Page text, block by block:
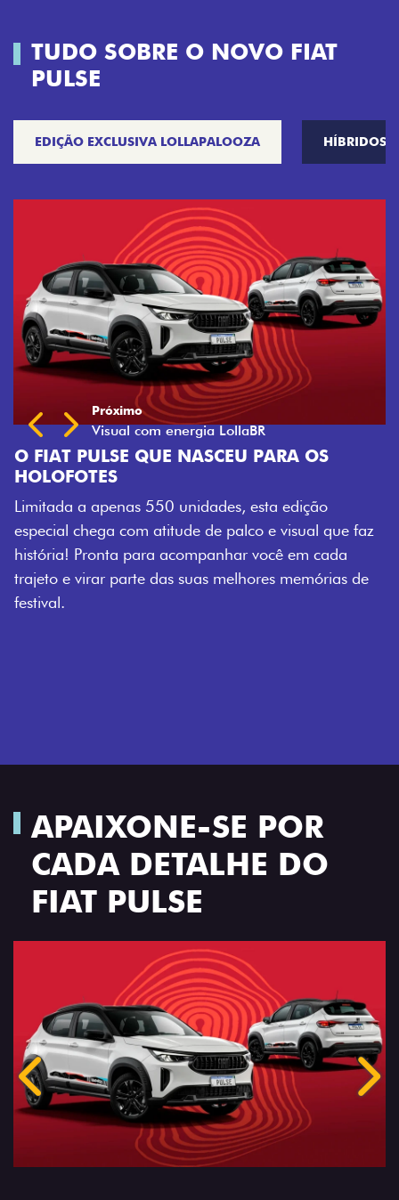
TUDO SOBRE O NOVO FIAT
PULSE
EDIÇÃO EXCLUSIVA LOLLAPALOOZA HÍBRIDOS
NASCEU PARA OS
unidades, esta edição
de palco e visual que faz
acompanhar você em cada
suas melhores memórias de
APAIXONE-SE POR
CADA DETALHE DO
FIAT PULSE
Anterior